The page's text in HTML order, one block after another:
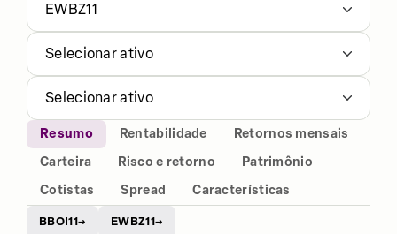
EWBZ11
Selecionar ativo
Selecionar ativo
Resumo Rentabilidade
Retornos mensais
Carteira
Risco e retorno
Patrimônio
Cotistas
Spread Características
BBOI11→ EWBZ11→